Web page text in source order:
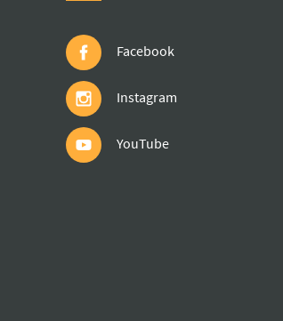
Facebook
Instagram
YouTube